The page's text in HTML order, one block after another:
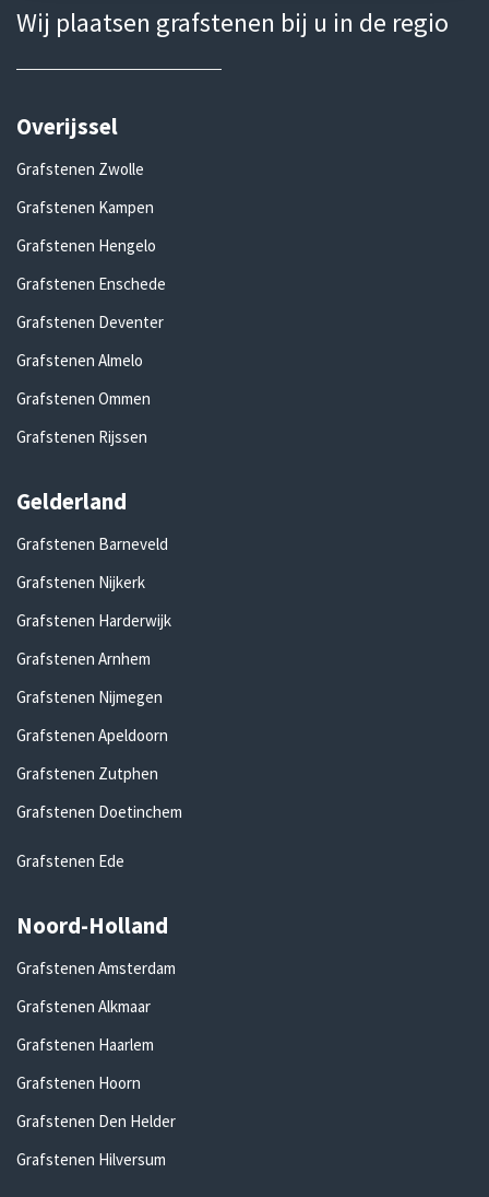
Wij plaatsen grafstenen bij u in de regio
Overijssel
Grafstenen Zwolle
Grafstenen Kampen
Grafstenen Hengelo
Grafstenen Enschede
Grafstenen Deventer
Grafstenen Almelo
Grafstenen Ommen
Grafstenen Rijssen
Gelderland
Grafstenen Barneveld
Grafstenen Nijkerk
Grafstenen Harderwijk
Grafstenen Arnhem
Grafstenen Nijmegen
Grafstenen Apeldoorn
Grafstenen Zutphen
Grafstenen Doetinchem
Grafstenen Ede
Noord-Holland
Grafstenen Amsterdam
Grafstenen Alkmaar
Grafstenen Haarlem
Grafstenen Hoorn
Grafstenen Den Helder
Grafstenen Hilversum